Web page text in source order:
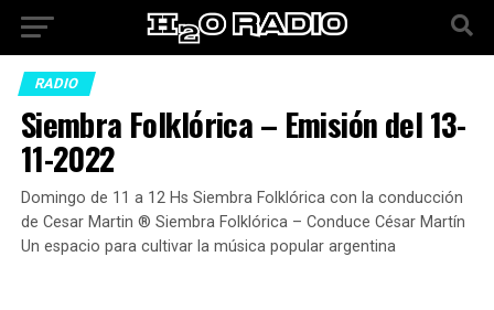
RADIO
Siembra Folklórica – Emisión del 13-
11-2022
Domingo de 11 a 12 Hs Siembra Folklórica con la conducción
de Cesar Martin ® Siembra Folklórica – Conduce César Martín
Un espacio para cultivar la música popular argentina